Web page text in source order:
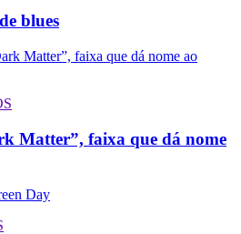
blues
Matter”, faixa que dá nome